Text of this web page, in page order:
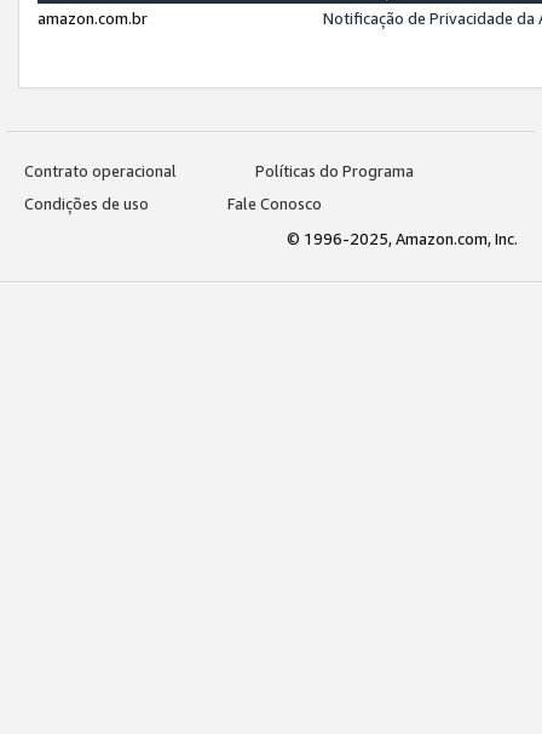
amazon.com.br
Notificação de Privacidade
Contrato operacional
Políticas do Programa
Condições de uso
Fale Conosco
© 1996-2025, Amazon.com, Inc.